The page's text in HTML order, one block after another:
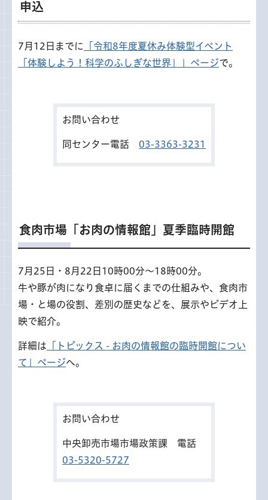
申込
7月12日までに
「令和8年度夏休み体験型イベント
「体験しよう！科学のふしぎな世界」」ページで。
お問い合わせ
同センター電話 03-3363-3231
食肉市場「お肉の情報館」夏季臨時開館
7月25日・8月22日10時00分～18時00分。
牛や豚が肉になり食卓に届くまでの仕組みや、食肉市
場・と場の役割、差別の歴史などを、展示やビデオ上
映で紹介。
詳細は 「トピックス - お肉の情報館の臨時開館につい
て」ページへ。
お問い合わせ
中央卸売市場市場政策課 電話
03-5320-5727